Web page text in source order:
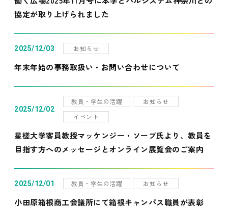
協定が取り上げられました
2025/12/03 お知らせ
年末年始の事務取扱い・お問い合わせについて
2025/12/02
教員・学生の活躍
お知らせ
イベント
星槎大学客員教授マッケンジー・ソープ氏より、教員を
目指す方へのメッセージとオンライン展覧会のご案内
2025/12/01 教員・学生の活躍 お知らせ
小田原箱根商工会議所にて箱根キャンパス職員が表彰